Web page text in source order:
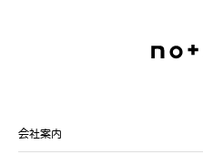
会社案内